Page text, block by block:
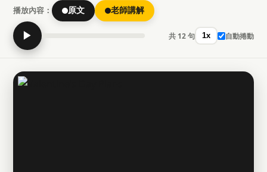
播放內容： 原文 老師講解
▶ 共 12 句 1x 自動捲動